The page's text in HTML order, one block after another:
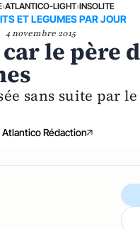
›ATLANTICO-LIGHT›INSOLITE
ET LEGUMES PAR JOUR
4 novembre 2015
le père
sans suite par
Atlantico Rédaction